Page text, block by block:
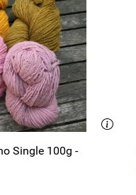
Single 100g -